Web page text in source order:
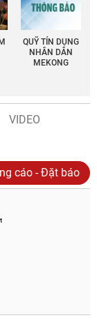
QUỸ TÍN DỤNG
NHÂN DÂN
MEKONG
VIDEO
cáo - Đặt báo